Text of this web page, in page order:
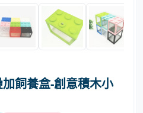
加飼養盒-創意積木小